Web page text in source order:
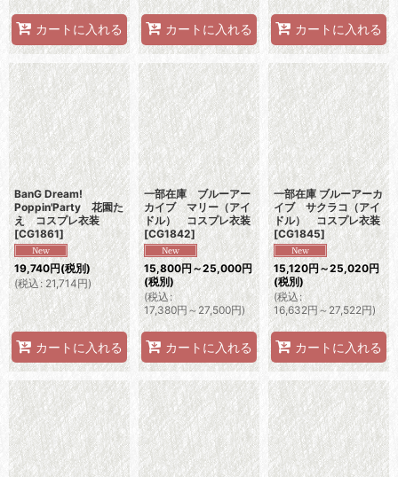
カートに入れる カートに入れる カートに入れる
BanG Dream!
Poppin'Party 花園た
え コスプレ衣装
[CG1861]
19,740円(税別)
(税込: 21,714円)
カートに入れる
一部在庫 ブルーアー
カイブ マリー（アイ
ドル） コスプレ衣装
[CG1842]
15,800円～25,000円
(税別)
(税込:
17,380円 ～27,500円)
カートに入れる
一部在庫 ブルーアーカ
イブ サクラコ（アイ
ドル） コスプレ衣装
[CG1845]
15,120円～25,020円
(税別)
(税込:
16,632円 ～27,522円)
カートに入れる